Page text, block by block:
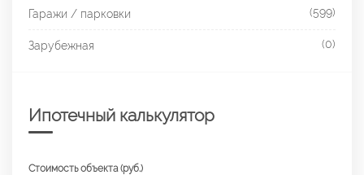
Гаражи / парковки (599)
Зарубежная (0)
Ипотечный калькулятор
Стоимость объекта (руб.)